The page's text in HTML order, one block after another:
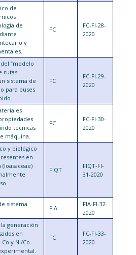
de
de
y
FC
FC-FI-28-
2020
“modelo
rutas
sistema de
para buses
FC
FC-FI-29-
2020
técnicas
máquina.
FC
FC-FI-30-
2020
y biológico
en
FIQT
FIQT-FI-
31-2020
sistema
FIA
FIA-FI-32-
2020
generación
en
y Ni/Co.
FC
FC-FI-33-
2020